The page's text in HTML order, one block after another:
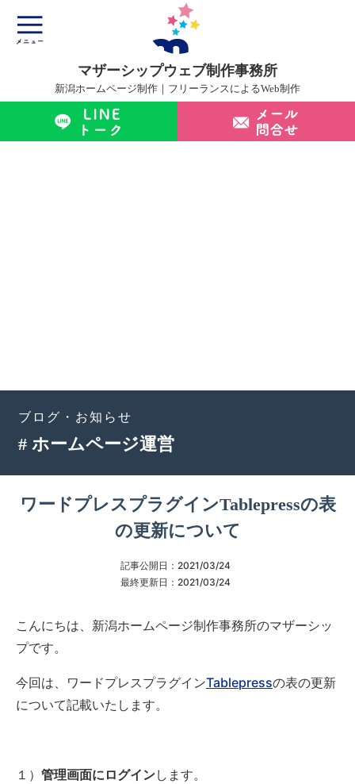
マザーシップウェブ制作事務所
新潟ホームページ制作｜フリーランスによるWeb制作
マザーシップについて
ホームページ制作サービス
ブログ・お知らせ
# ホームページ運営
ワードプレスプラグインTablepressの表
の更新について
記事公開日： 2021/03/24
最終更新日： 2021/03/24
こんにちは、新潟ホームページ制作事務所のマザーシッ
プです。
今回は、ワードプレスプラグインTablepressの表の更新
について記載いたします。
１） 管理画面にログインします。